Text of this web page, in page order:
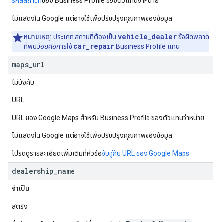
ไม่แสดงใน Google แต่อาจใช้เพื่อปรับปรุงคุณภาพของข้อมูล
หมายเหตุ: ประเภท สถานที่ต้องเป็น vehicle_dealerข้อผิดพลาด
ที่พบบ่อยคือการใช้ car_repair Business Profile แทน
maps url
ไม่บังคับ
URL
URL ของ Google Maps สำหรับ Business Profile ของตัวแทนจำหน่าย
ไม่แสดงใน Google แต่อาจใช้เพื่อปรับปรุงคุณภาพของข้อมูล
โปรดดูรายละเอียดเพิ่มเติมที่หัวข้อจับคู่กับ URL ของ Google Maps
dealership name
จำเป็น
สตริง